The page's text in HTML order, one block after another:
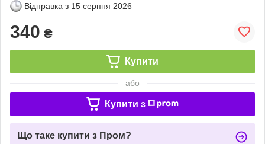
Відправка з 15 серпня 2026
340 ₴
Купити
або
Купити з
Що таке купити з Пром?